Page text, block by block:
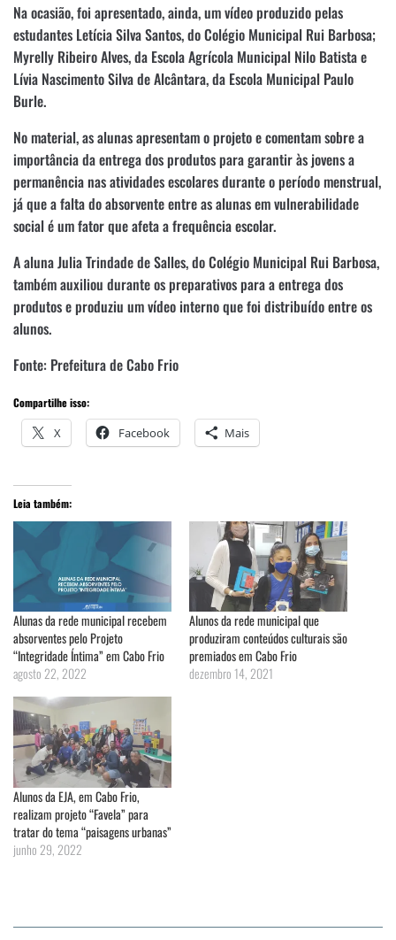
Na ocasião, foi apresentado, ainda, um vídeo produzido pelas
estudantes Letícia Silva Santos, do Colégio Municipal Rui Barbosa;
Myrelly Ribeiro Alves, da Escola Agrícola Municipal Nilo Batista e
Lívia Nascimento Silva de Alcântara, da Escola Municipal Paulo
Burle.
No material, as alunas apresentam o projeto e comentam sobre a
importância da entrega dos produtos para garantir às jovens a
permanência nas atividades escolares durante o período menstrual,
já que a falta do absorvente entre as alunas em vulnerabilidade
social é um fator que afeta a frequência escolar.
A aluna Julia Trindade de Salles, do Colégio Municipal Rui Barbosa,
também auxiliou durante os preparativos para a entrega dos
produtos e produziu um vídeo interno que foi distribuído entre os
alunos.
Fonte: Prefeitura de Cabo Frio
Compartilhe isso:
X Facebook Mais
Leia também:
Alunas da rede municipal recebem
absorventes pelo Projeto
“Integridade Íntima” em Cabo Frio
agosto 22, 2022
Alunos da rede municipal que
produziram conteúdos culturais são
premiados em Cabo Frio
dezembro 14, 2021
Alunos da EJA, em Cabo Frio,
realizam projeto “Favela” para
tratar do tema “paisagens urbanas”
junho 29, 2022